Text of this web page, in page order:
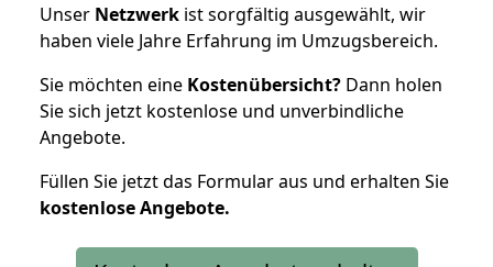
Unser Netzwerk ist sorgfältig ausgewählt, wir
haben viele Jahre Erfahrung im Umzugsbereich.
Sie möchten eine Kostenübersicht? Dann holen
Sie sich jetzt kostenlose und unverbindliche
Angebote.
Füllen Sie jetzt das Formular aus und erhalten Sie
kostenloseAngebote.